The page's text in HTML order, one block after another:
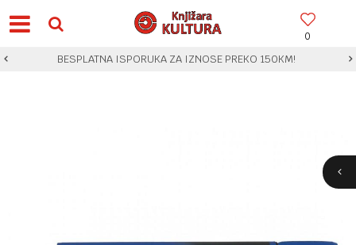
0
BESPLATNA ISPORUKA ZA IZNOSE PREKO 150KM!